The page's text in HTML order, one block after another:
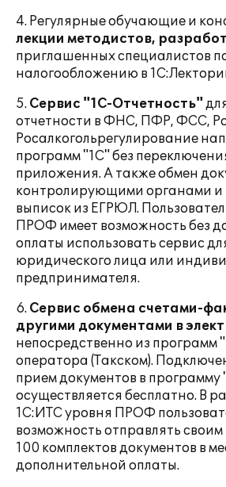
4. Регулярные обучающие и
лекции методистов,
приглашенных специалистов
налогообложению в
5. Сервис "1С-Отчетность"
отчетности в ФНС, ПФР, ФСС,
Росалкогольрегулирование
программ "1С" без
приложения. А также обмен
контролирующими органами и
выписок из ЕГРЮЛ.
ПРОФ имеет возможность без
оплаты использовать сервис
юридического лица или
предпринимателя.
6. Сервис обмена счетами-
другими документами в
непосредственно из программ
оператора (Такском).
прием документов в программу
осуществляется бесплатно. В
1С:ИТС уровня ПРОФ
возможность отправлять
100 комплектов документов в
дополнительной оплаты.